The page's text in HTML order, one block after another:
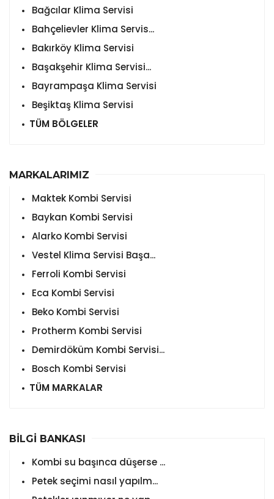
Bağcılar Klima Servisi
Bahçelievler Klima Servis...
Bakırköy Klima Servisi
Başakşehir Klima Servisi...
Bayrampaşa Klima Servisi
Beşiktaş Klima Servisi
TÜM BÖLGELER
MARKALARIMIZ
Maktek Kombi Servisi
Baykan Kombi Servisi
Alarko Kombi Servisi
Vestel Klima Servisi Başa...
Ferroli Kombi Servisi
Eca Kombi Servisi
Beko Kombi Servisi
Protherm Kombi Servisi
Demirdöküm Kombi Servisi...
Bosch Kombi Servisi
TÜM MARKALAR
BİLGİ BANKASI
Kombi su başınca düşerse ...
Petek seçimi nasıl yapılm...